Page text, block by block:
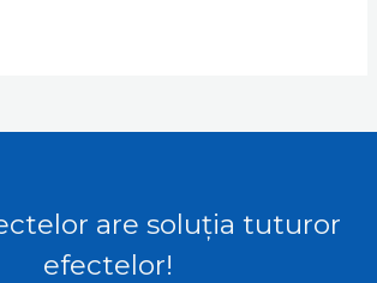
are soluția tuturor
efectelor!